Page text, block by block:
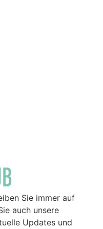
Sie immer auf
auch unsere
Updates und